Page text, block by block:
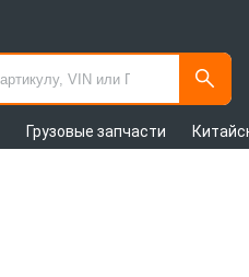
Грузовые запчасти